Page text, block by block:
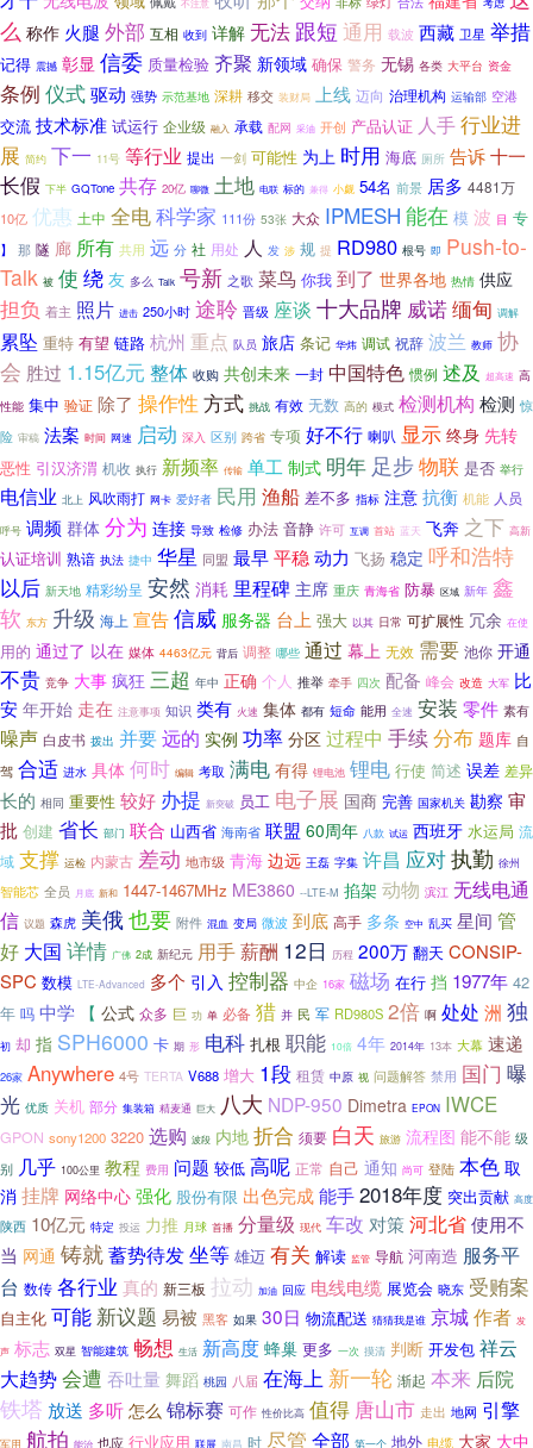
不注意
么 称作 火腿 外部 互相 收到 详解 无法 跟短 通用 载波 西藏 卫星 举措
记得 震撼 彰显 信委 质量检验 齐聚 新领域 确保 警务 无锡 各类 大平台 资金
条例 仪式驱动 强势 示范基地 深耕 移交 装财局 上线 迈向 治理机构 运输部 空港
交流 技术标准 试运行 企业级 融入 承载 配网 采油 开创 产品认证 人手行业进
展 简约 下一 11号 等行业 提出 一剑 可能性 为上 时用 海底 厕所 告诉十一
长假 下半 GQTone 共存 20亿 聊微 土地 电联 标的 兼得 小觑 54名 前景 居多 4481万
10亿 优惠 土中 全电科学家 111份 53张 大众 IPMESH 能在 模 波 目 专
】 那 隧 廊 所有 共用 远 分 社 用处 人 发 涉 规 提 RD980 根号 即 Push-to-
Talk 被 使 绕 友 多么 Talk 号新 之歌 菜鸟 你我 到了 世界各地 热情 供应
担负 着主 照片 进击 250小时 途聆 晋级 座谈 十大品牌 威诺缅甸 调解
累坠 重特 有望 链路 杭州 重点 队员 旅店 条记 华炜 调试 祝辞 波兰 教师 协
会 胜过 1.15亿元 整体 收购 共创未来 一封 中国特色 惯例 述及 超高速 高
性能 集中 验证 除了 操作性 方式 挑战 有效 无数 高的 模式 检测机构 检测 惊
险 审稿 法案 时间 网速 启动 深入 区别 跨省 专项 好不行 喇叭 显示 终身 先转
恶性 引汉济渭 机收 执行 新频率 传输 单工 制式 明年 足步物联 是否 举行
电信业 北上 风吹雨打 网卡 爱好者 民用 渔船 差不多 指标 注意抗衡 机能 人员
呼号 调频 群体 分为 连接 导致 检修 办法 音静 许可 互调 首站 蓝天 飞奔 之下 高新
认证培训 熟谙 执法 捷中 华星 同盟 最早平稳 动力 飞扬 稳定 呼和浩特
以后 新天地 精彩纷呈 安然 消耗 里程碑 主席 重庆 青海省 防暴 区域 新年 鑫
软 东方 升级 海上 宣告信威 服务器 台上 强大 以其 日常 可扩展性 冗余 在使
用的 通过了 以在 媒体 4463亿元 背后 调整 哪些 通过 幕上 无效 需要 池你 开通
不贵 竞争 大事 疯狂 三超 年中 正确 个人 推举 牵手 四次 配备 峰会 改造 大军 比
安 年开始 走在 注意事项 知识 类有 火速 集体 都有 短命 能用 全速 安装 零件 素有
噪声 白皮书 拨出 并要远的 实例 功率 分区 过程中 手续分布 题库 自
驾 合适 进水 具体 何时 编辑 考取 满电有得 锂电池 锂电 行使 简述 误差 差异
长的 相同 重要性 较好 办提 新突破 员工 电子展 国商 完善 国家机关 勘察 审
批 创建 省长 部门 联合 山西省 海南省 联盟 60周年 八款 试运 西班牙 水运局 流
域 支撑 运检 内蒙古 差动 地市级 青海 边远 王磊 字集 许昌 应对执勤 徐州
智能芯 全员 月底 新和 1447-1467MHz ME3860 --LTE-M 掐架 动物 滨江 无线电通
信 议题 森虎 美俄 也要 附件 混血 变局 微波 到底 高手 多条 空中 乱买 星间 管
好 大国 详情 广佛 2成 新纪元 用手薪酬 12日 历程 200万 翻天 CONSIP-
SPC 数模 LTE-Advanced 多个 引入 控制器 中企 16家 磁场 在行 挡 1977年 42
年 吗 中学 【 公式 众多 巨 功 单 必备 猎 并 民 军 RD980S 2倍 啊 处处 洲 独
初 却 指 SPH6000 卡 期 形 电科 扎根 职能 10倍 4年 2014年 13本 大幕 速递
26家 Anywhere 4号 TERTA V688 增大 1段 租赁 中原 视 问题解答 禁用 国门 曝
光 优质 关机 部分 集装箱 精麦通 巨大 八大 NDP-950 Dimetra EPON IWCE
GPON sony1200 3220 选购 波段 内地 折合 须要 白天 旅游 流程图 能不能 级
别 几乎 100公里 教程 费用 问题 较低 高呢 正常 自己 通知 尚可 登陆 本色 取
消 挂牌 网络中心 强化 股份有限 出色完成能手2018年度 突出贡献 高度
陕西 10亿元 特定 投运 力推 月球 首播 分量级 现代 车改 对策河北省使用不
当 网通 铸就蓄势待发坐等 雄迈 有关 解读 监管 导航 河南造 服务平
台 数传 各行业 真的 新三板 拉动 加油 回应 电线电缆 展览会 晓东 受贿案
自主化 可能 新议题 易被 黑客 如果 30日 物流配送 猜猜我是谁 京城作者 发
声 标志 双星 智能建筑 畅想 生活 新高度 蜂巢 更多 一次 摸清 判断 开发包 祥云
大趋势会遭 吞吐量 舞蹈 桃园 八届 在海上 新一轮 渐起 本来 后院
铁塔 放送 多听 怎么 锦标赛 可作 性价比高 值得 唐山市 走出 地网 引擎
军用 航拍 能治 也应 行业应用 联展 南昌 时 尽管 全部 第一个 地外 电缆 大家 大中